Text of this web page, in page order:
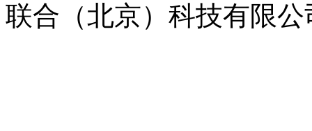
联合（北京）科技有限公